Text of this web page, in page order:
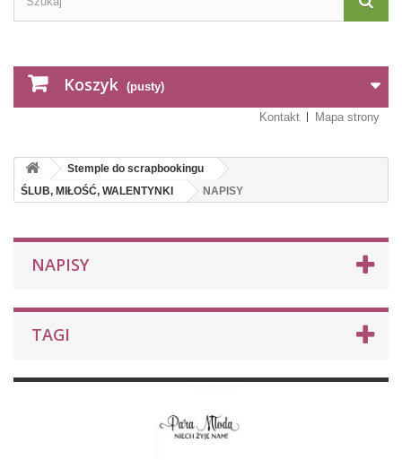
Koszyk (pusty)
Kontakt Mapa strony
Stemple do scrapbookingu
ŚLUB, MIŁOŚĆ, WALENTYNKI
NAPISY
NAPISY
TAGI